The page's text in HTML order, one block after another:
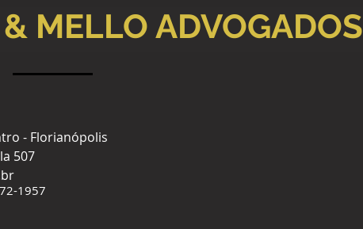
MELLO ADVOGADOS
- Florianópolis
507
1957